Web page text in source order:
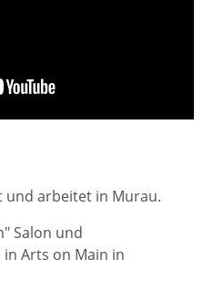
und arbeitet in Murau.
Salon und
Arts on Main in